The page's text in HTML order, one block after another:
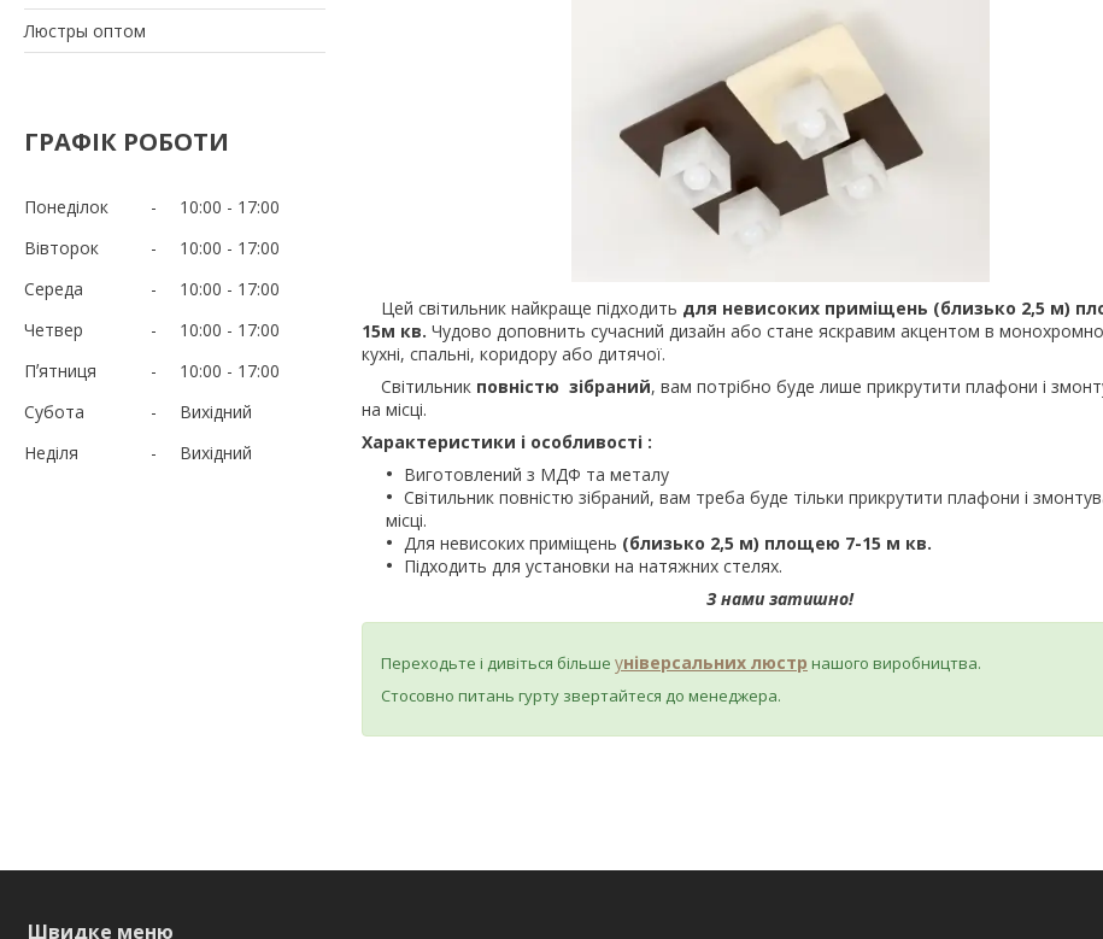
Люстры оптом
ГРАФІК РОБОТИ
Понеділок 10:00
17:00
Вівторок
10:00
17:00
Середа
10:00
17:00
Четвер
10:00
17:00
Пʼятниця
10:00
17:00
Субота
Вихідний
Неділя
Вихідний
Цей світильник найкраще підходить для невисоких приміщень (близько 2,5 м)
15м кв. Чудово доповнить сучасний дизайн або стане яскравим акцентом в
кухні, спальні, коридору або дитячої.
Світильник повністю зібраний, вам потрібно буде лише прикрутити плафони і
на місці.
Характеристики і особливості :
Виготовлений з МДФ та металу
Світильник повністю зібраний, вам треба буде тільки прикрутити плафони і
місці.
Для невисоких приміщень (близько 2,5 м) площею 7-15 м кв.
Підходить для установки на натяжних стелях.
З нами затишно!
Переходьте і дивіться більше універсальних люстр нашого виробництва.
Стосовно питань гурту звертайтеся до менеджера.
Швидке меню